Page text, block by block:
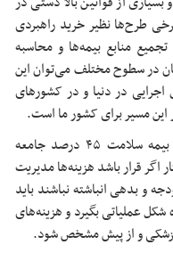
طرح‌ها نظیر خرید راهبردی
منابع بیمه‌ها و محاسبه
در سطوح مختلف می‌توان این
در دنیا و در کشورهای
این مسیر برای کشور ما است.
عضو هیئت رئیسه مجلس با بیان اینکه از بیمه سلامت ۴۵ درصد جامعه
قرار باشد هزینه‌ها مدیریت
و بدهی انباشته نباشند باید
عملیاتی بگیرد و هزینه‌های
و از پیش مشخص شود.